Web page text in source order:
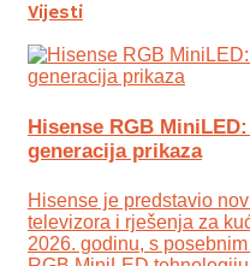
Vijesti
Hisense RGB
generacija prikaza
Hisense je predstavio
televizora i rješenja za
2026. godinu, s